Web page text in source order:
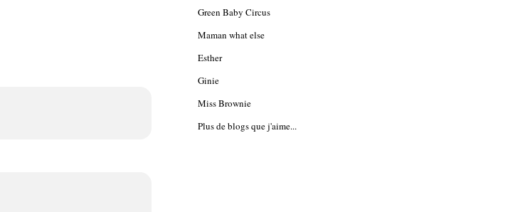
Green Baby Circus
Maman what else
Esther
Ginie
Miss Brownie
Plus de blogs que j'aime...